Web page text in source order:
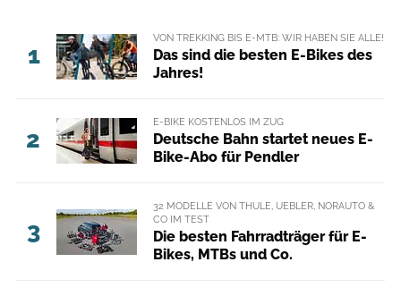
1
VON TREKKING BIS E-MTB: WIR HABEN SIE ALLE!
Das sind die besten E-Bikes des
Jahres!
2
E-BIKE KOSTENLOS IM ZUG
Deutsche Bahn startet neues E-
Bike-Abo für Pendler
3
32 MODELLE VON THULE, UEBLER, NORAUTO &
CO IM TEST
Die besten Fahrradträger für E-
Bikes, MTBs und Co.